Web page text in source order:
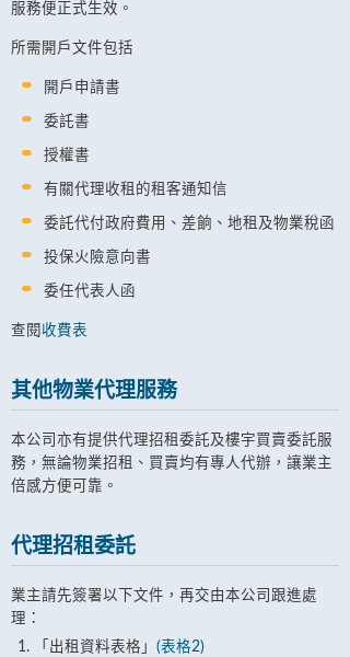
服務便正式生效。
所需開戶文件包括
開戶申請書
委託書
授權書
有關代理收租的租客通知信
委託代付政府費用、差餉、地租及物業稅函
投保火險意向書
委任代表人函
查閱 收費表
其他物業代理服務
本公司亦有提供代理招租委託及樓宇買賣委託服
務，無論物業招租、買賣均有專人代辦，讓業主
倍感方便可靠。
代理招租委託
業主請先簽署以下文件，再交由本公司跟進處
理：
「出租資料表格」 (表格2)